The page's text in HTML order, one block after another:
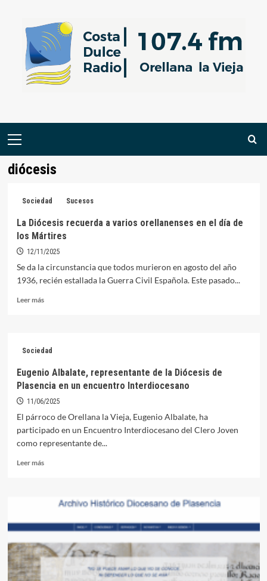
contenido
Menú
diócesis
Sociedad Sucesos
La Diócesis recuerda a varios orellanenses en el día de
los Mártires
12/11/2025
Se da la circunstancia que todos murieron en agosto del año
1936, recién estallada la Guerra Civil Española. Este pasado...
Leer másLeer
recuerda
varios
orellanenses
en
día
de
los
Sociedad
Eugenio Albalate, representante de la Diócesis de
Plasencia en un encuentro Interdiocesano
11/06/2025
El párroco de Orellana la Vieja, Eugenio Albalate, ha
participado en un Encuentro Interdiocesano del Clero Joven
como representante de...
Leer másLeer
Albalate,
de
Diócesis